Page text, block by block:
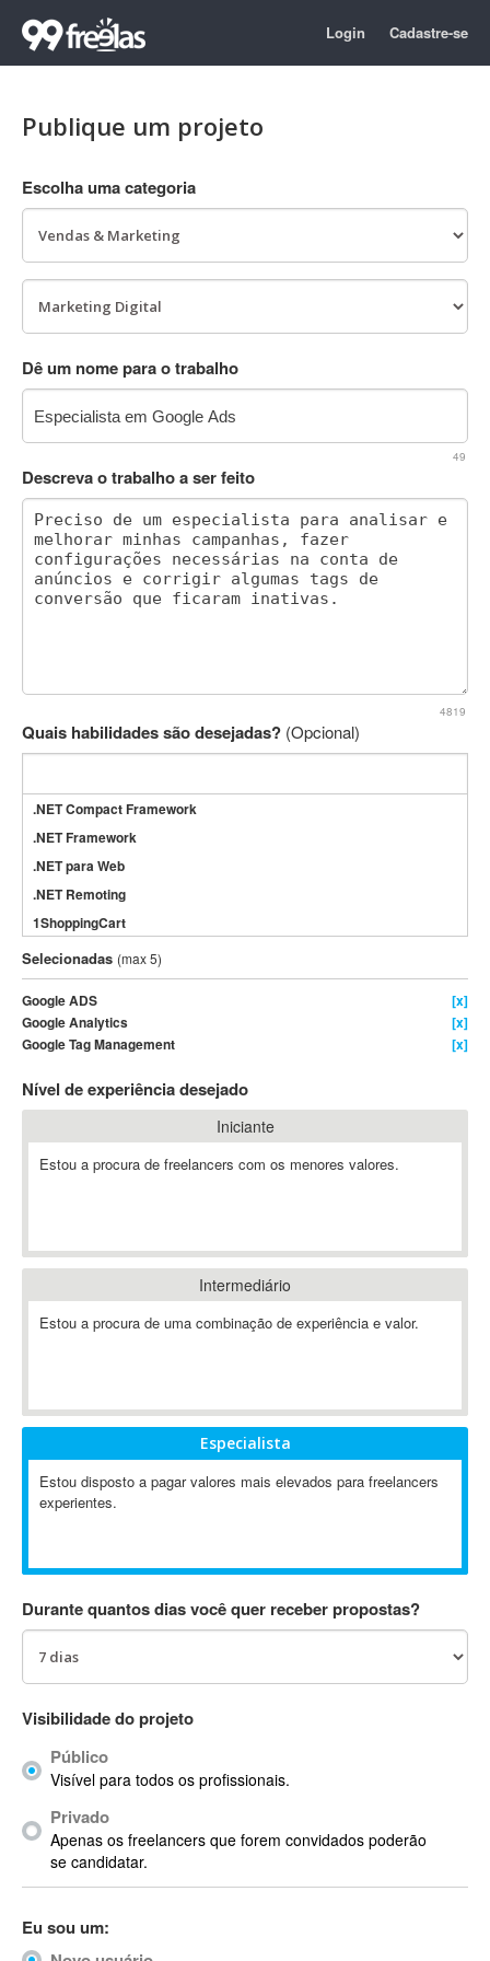
Login Cadastre-se
Publique um projeto
Escolha uma categoria
Dê um nome para o trabalho
49
Descreva o trabalho a ser feito
4819
Quais habilidades são desejadas? (Opcional)
.NET Compact Framework
.NET Framework
.NET para Web
.NET Remoting
1ShoppingCart
3DS Max
3GSM
4D Dimension
802.11
A-GPS
ABBYY FineReader
AbleCommerce
Ableton Push
Abstract Window Toolkit (AWT)
Absynth
ACARS
AccountMate
ACDSee
ACID Pro
ACPI
Acrobat
Acrobat X
Acronis
Actian
Actimize
ActionScript
Active Directory
Selecionadas (max 5)
Google ADS
[x]
Google Analytics
[x]
Google Tag Management
[x]
Nível de experiência desejado
Iniciante
Estou a procura de freelancers com os menores valores.
Intermediário
Estou a procura de uma combinação de experiência e valor.
Especialista
Estou disposto a pagar valores mais elevados para freelancers
experientes.
Durante quantos dias você quer receber propostas?
Visibilidade do projeto
Público
Visível para todos os profissionais.
Privado
Apenas os freelancers que forem convidados poderão
se candidatar.
Eu sou um: